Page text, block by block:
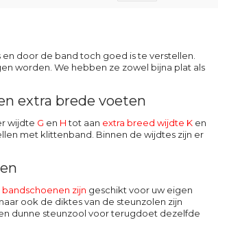
door de band toch goed is te verstellen.
worden. We hebben ze zowel bijna plat als
extra brede voeten
wijdte G en Htot aan extra breed wijdte Ken
met klittenband. Binnen de wijdtes zijn er
bandschoenen zijn geschikt voor uw eigen
ook de diktes van de steunzolen zijn
dunne steunzool voor terugdoet dezelfde